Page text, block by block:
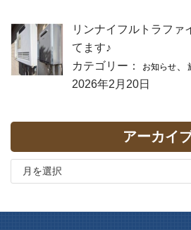
リンナイフルトラファ
てます♪
カテゴリー：
お知らせ
2026年2月20日
アーカイ